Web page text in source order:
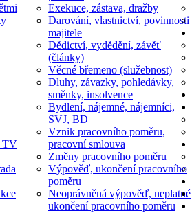
Exekuce, zástava, dražby
Darování, vlastnictví, povinnosti
majitele
Dědictví, vydědění, závěť
(články)
Věcné břemeno (služebnost)
Dluhy, závazky, pohledávky,
směnky, insolvence
Bydlení, nájemné, nájemníci,
SVJ, BD
TV
Vznik pracovního poměru,
pracovní smlouva
Změny pracovního poměru
Výpověď, ukončení pracovního
poměru
Neoprávněná výpověď, neplatné
ukončení pracovního poměru